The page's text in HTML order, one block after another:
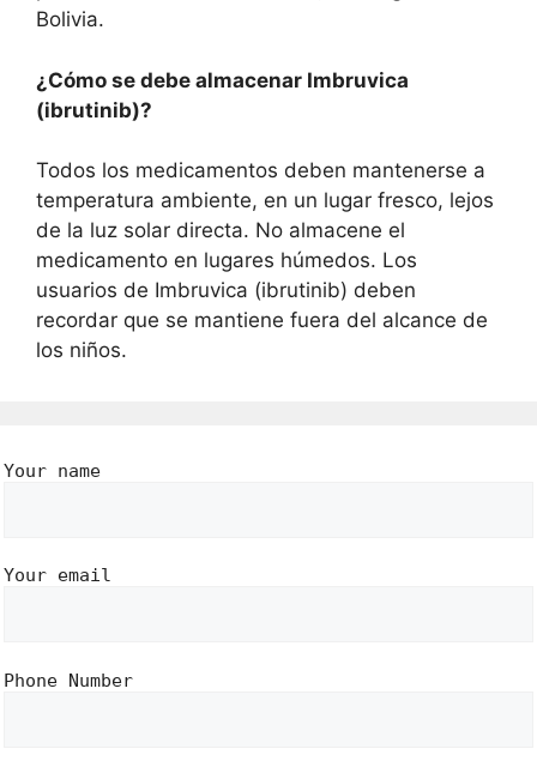
Bolivia.
¿Cómo se debe almacenar Imbruvica
(ibrutinib)?
Todos los medicamentos deben mantenerse a
temperatura ambiente, en un lugar fresco, lejos
de la luz solar directa. No almacene el
medicamento en lugares húmedos. Los
usuarios de Imbruvica (ibrutinib) deben
recordar que se mantiene fuera del alcance de
los niños.
Your name
Your email
Phone Number